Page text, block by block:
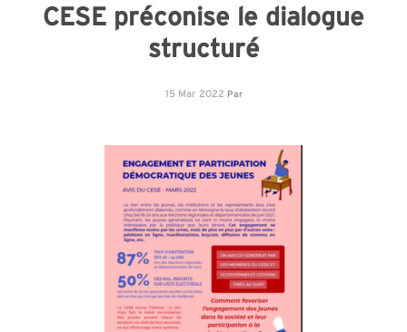
CESE préconise le dialogue
structuré
15 Mar 2022 Par